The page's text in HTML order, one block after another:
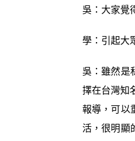
吳：大家覺
學：引起大
吳：雖然是
擇在台灣知
報導，可以
活，很明顯